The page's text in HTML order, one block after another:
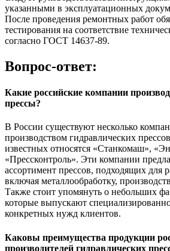
указанными в эксплуатационных
После проведения ремонтных работ
тестирования на соответствие
согласно ГОСТ 14637-89.
Вопрос-ответ:
Какие российские компании
прессы?
В России существуют несколько
производством гидравлических
известных относятся «Станкомаш»,
«Прессконтроль». Эти компании
ассортимент прессов, подходящих для
включая металлообработку,
Также стоит упомянуть о небольших
которые выпускают
конкретных нужд клиентов.
Каковы преимущества продукции
производителей гидравлических